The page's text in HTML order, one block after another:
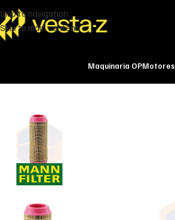
Skip to navigation
Skip to main content
Maquinaria OPMotores